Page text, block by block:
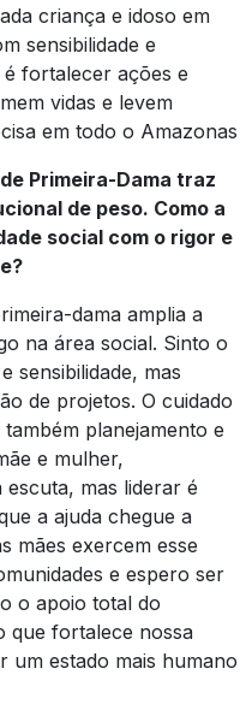
criança e idoso em
sensibilidade e
fortalecer ações e
vidas e levem
em todo o Amazonas
Primeira-Dama traz
de peso. Como a
social com o rigor e
dama amplia a
na área social. Sinto o
sensibilidade, mas
de projetos. O cuidado
planejamento e
e mulher,
mas liderar é
a ajuda chegue a
mães exercem esse
e espero ser
o apoio total do
que fortalece nossa
um estado mais humano